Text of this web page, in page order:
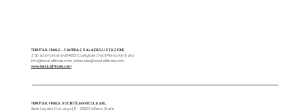
TENUTA IL FINALE – CANTINA E SALA DEGUSTAZIONE
3 Strada Fontanavi| 14055 Costigliole d'Asti | Piemonte | Italia
info@tenutailfinale.com|winesales@tenutailfinale.com
www.tenutailfinale.com
TENUTA IL FINALE SOCIETÀ AGRICOLA ARL
Sede Legale | Via Larga | 8 – 20122 | Milano | Italia